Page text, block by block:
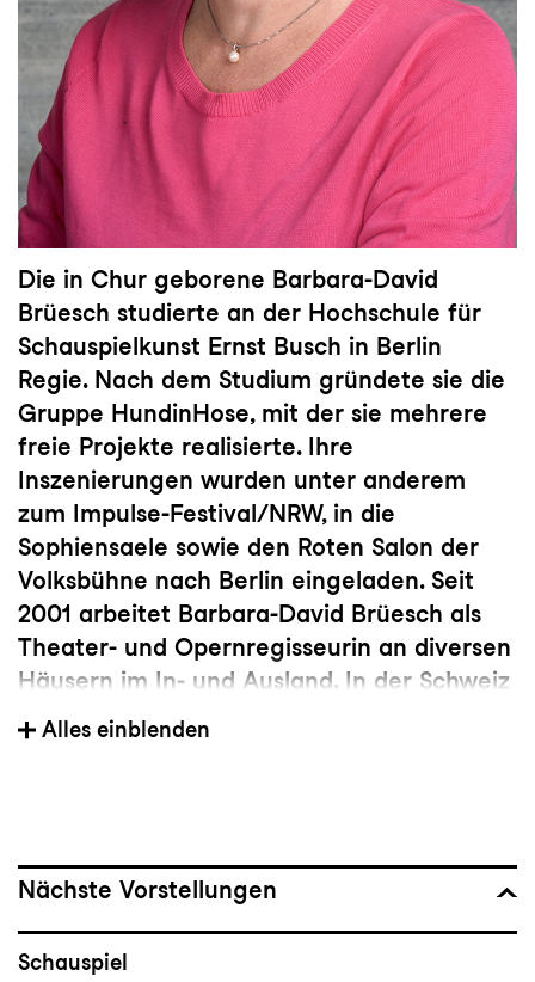
Die in Chur geborene Barbara-David
Brüesch studierte an der Hochschule für
Schauspielkunst Ernst Busch in Berlin
Regie. Nach dem Studium gründete sie die
Gruppe HundinHose, mit der sie mehrere
freie Projekte realisierte. Ihre
Inszenierungen wurden unter anderem
zum Impulse-Festival/NRW, in die
Sophiensaele sowie den Roten Salon der
Volksbühne nach Berlin eingeladen. Seit
2001 arbeitet Barbara-David Brüesch als
Theater- und Opernregisseurin an diversen
Häusern im In- und Ausland. In der Schweiz
entstanden Inszenierungen am Theater
Basel, am Theater Luzern, am Theaterhaus
Haldenstein sowie an den Stadttheatern
inszenierte sie am bat Berlin und für die
Alles einblenden
Nächste Vorstellungen
Schauspiel